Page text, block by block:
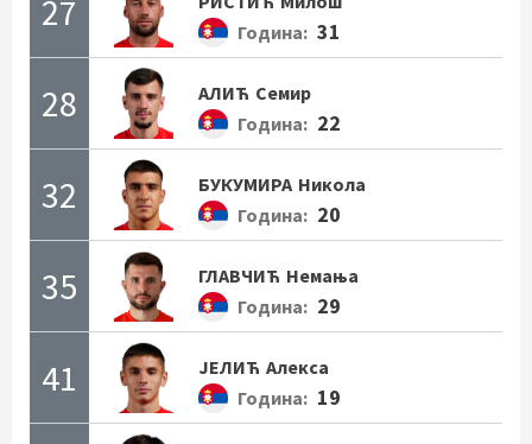
27
Година: 31
28 АЛИЋ Семир
Година: 22
32 БУКУМИРА Никола
Година: 20
35 ГЛАВЧИЋ Немања
Година: 29
41 ЈЕЛИЋ Алекса
Година: 19